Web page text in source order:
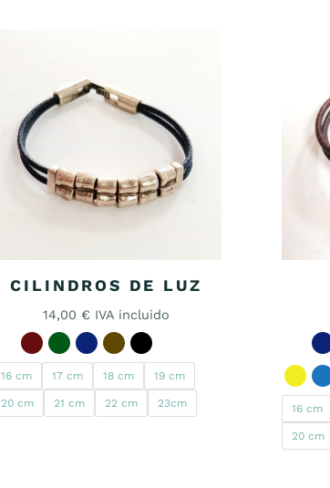
CILINDROS DE LUZ
14,00 € IVA incluido
16 cm 17 cm 18 cm 19 cm
20 cm 21 cm 22 cm 23cm 16 cm
20 cm